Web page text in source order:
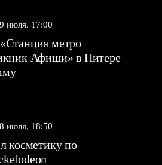
июля, 17:00
метро
Афиши» в Питере
июля, 18:50
косметику по